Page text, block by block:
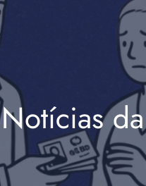
Notícias